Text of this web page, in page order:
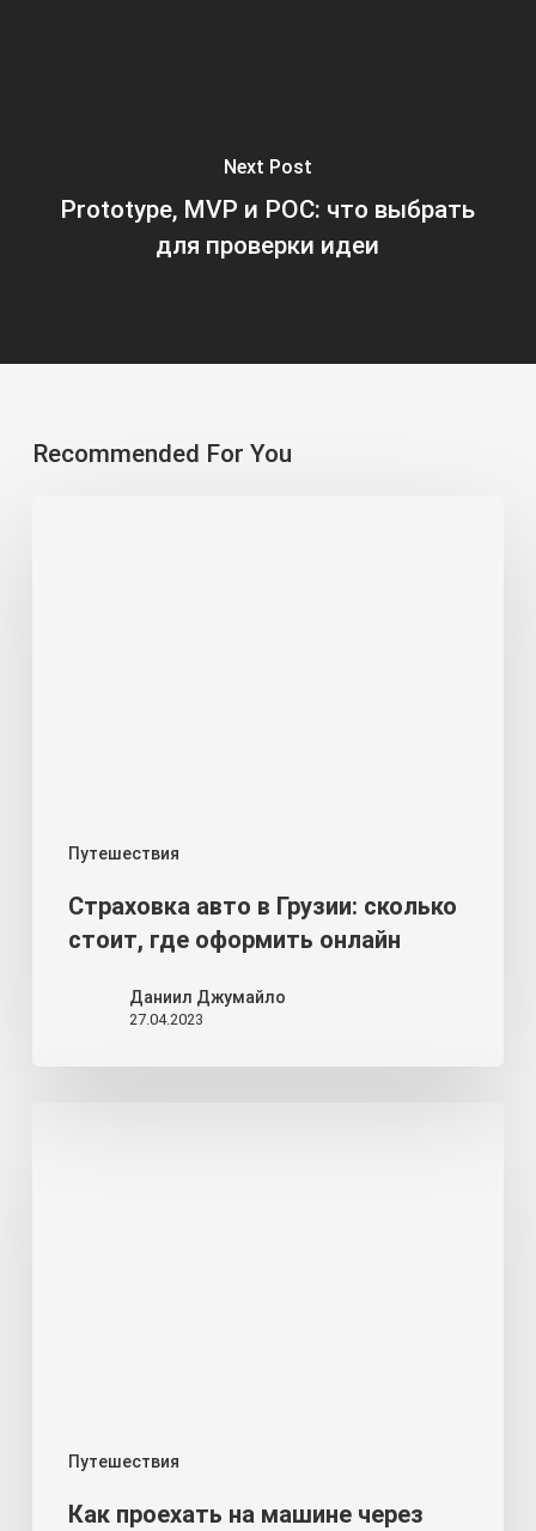
Next Post
Prototype, MVP и POC: что выбрать
для проверки идеи
Recommended For You
Путешествия
Cтраховка авто в Грузии: сколько
стоит, где оформить онлайн
Даниил Джумайло
27.04.2023
Путешествия
номерах.
Как проехать на машине через